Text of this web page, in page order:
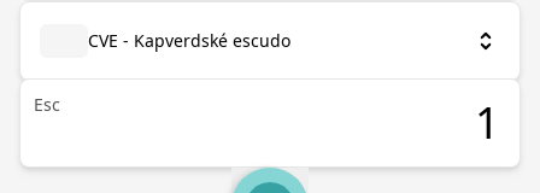
CVE - Kapverdské escudo
Esc